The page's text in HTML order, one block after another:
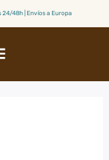
24/48h | Envíos a Europa